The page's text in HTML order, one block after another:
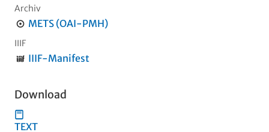
Archiv
METS (OAI-PMH)
IIIF
IIIF-Manifest
Download
TEXT